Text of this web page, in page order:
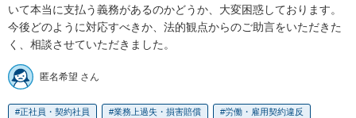
いて本当に支払う義務があるのかどうか、大変困惑しております。
今後どのように対応すべきか、法的観点からのご助言をいただきた
く、相談させていただきました。
匿名希望 さん
正社員・契約社員 業務上過失・損害賠償 労働・雇用契約違反